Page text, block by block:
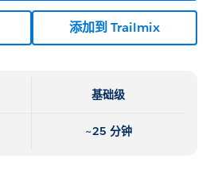
添加到 Trailmix
基础级
~25 分钟